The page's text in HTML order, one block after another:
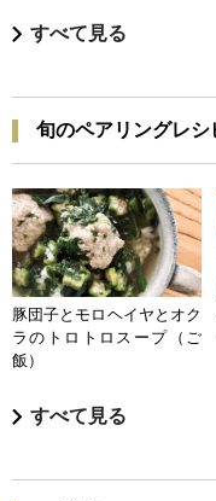
すべて見る
旬のペアリングレシ
豚団子とモロヘイヤとオク
ラのトロトロスープ（ご
飯）
すべて見る